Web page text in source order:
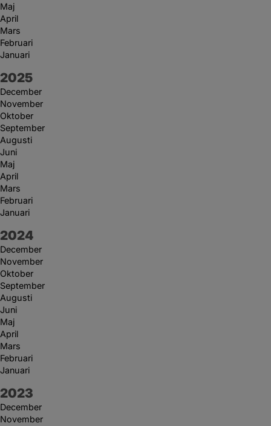
Maj
April
Mars
Februari
Januari
År:
2025
December
November
Oktober
September
Augusti
Juni
Maj
April
Mars
Februari
Januari
År:
2024
December
November
Oktober
September
Augusti
Juni
Maj
April
Mars
Februari
Januari
År:
2023
December
November